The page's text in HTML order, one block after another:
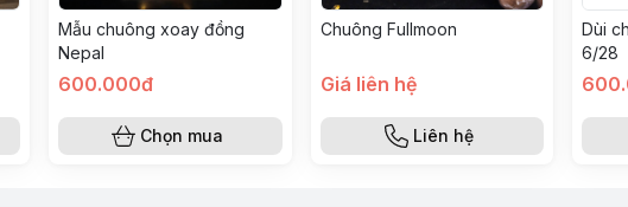
Mẫu chuông xoay đồng
Nepal
600.000đ
Chọn mua
Chuông Fullmoon
Giá liên hệ
Liên hệ
Dùi
6/28